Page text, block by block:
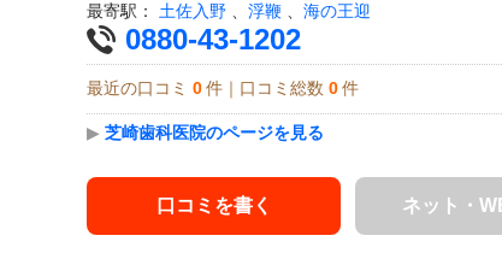
最寄駅： 土佐入野 浮鞭 海の王迎
0880-43-1202
最近の口コミ 0 件｜口コミ総数 0 件
▶ 芝崎歯科医院のページを見る
口コミを書く ネット・